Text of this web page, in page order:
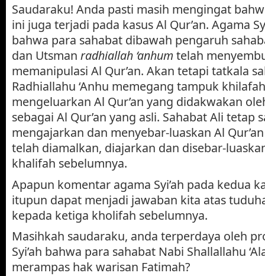
Saudaraku! Anda pasti masih mengingat
ini juga terjadi pada kasus Al Qur’an. Agama
bahwa para sahabat dibawah pengaruh
dan Utsman radhiallah ‘anhumtelah
memanipulasi Al Qur’an. Akan tetapi tatkala
Radhiallahu ‘Anhu memegang tampuk
mengeluarkan Al Qur’an yang didakwakan
sebagai Al Qur’an yang asli. Sahabat Ali tetap
mengajarkan dan menyebar-luaskan Al
telah diamalkan, diajarkan dan disebar-
khalifah sebelumnya.
Apapun komentar agama Syi’ah pada kedua
itupun dapat menjadi jawaban kita atas
kepada ketiga kholifah sebelumnya.
Masihkah saudaraku, anda terperdaya oleh
Syi’ah bahwa para sahabat Nabi Shallallahu
merampas hak warisan Fatimah?